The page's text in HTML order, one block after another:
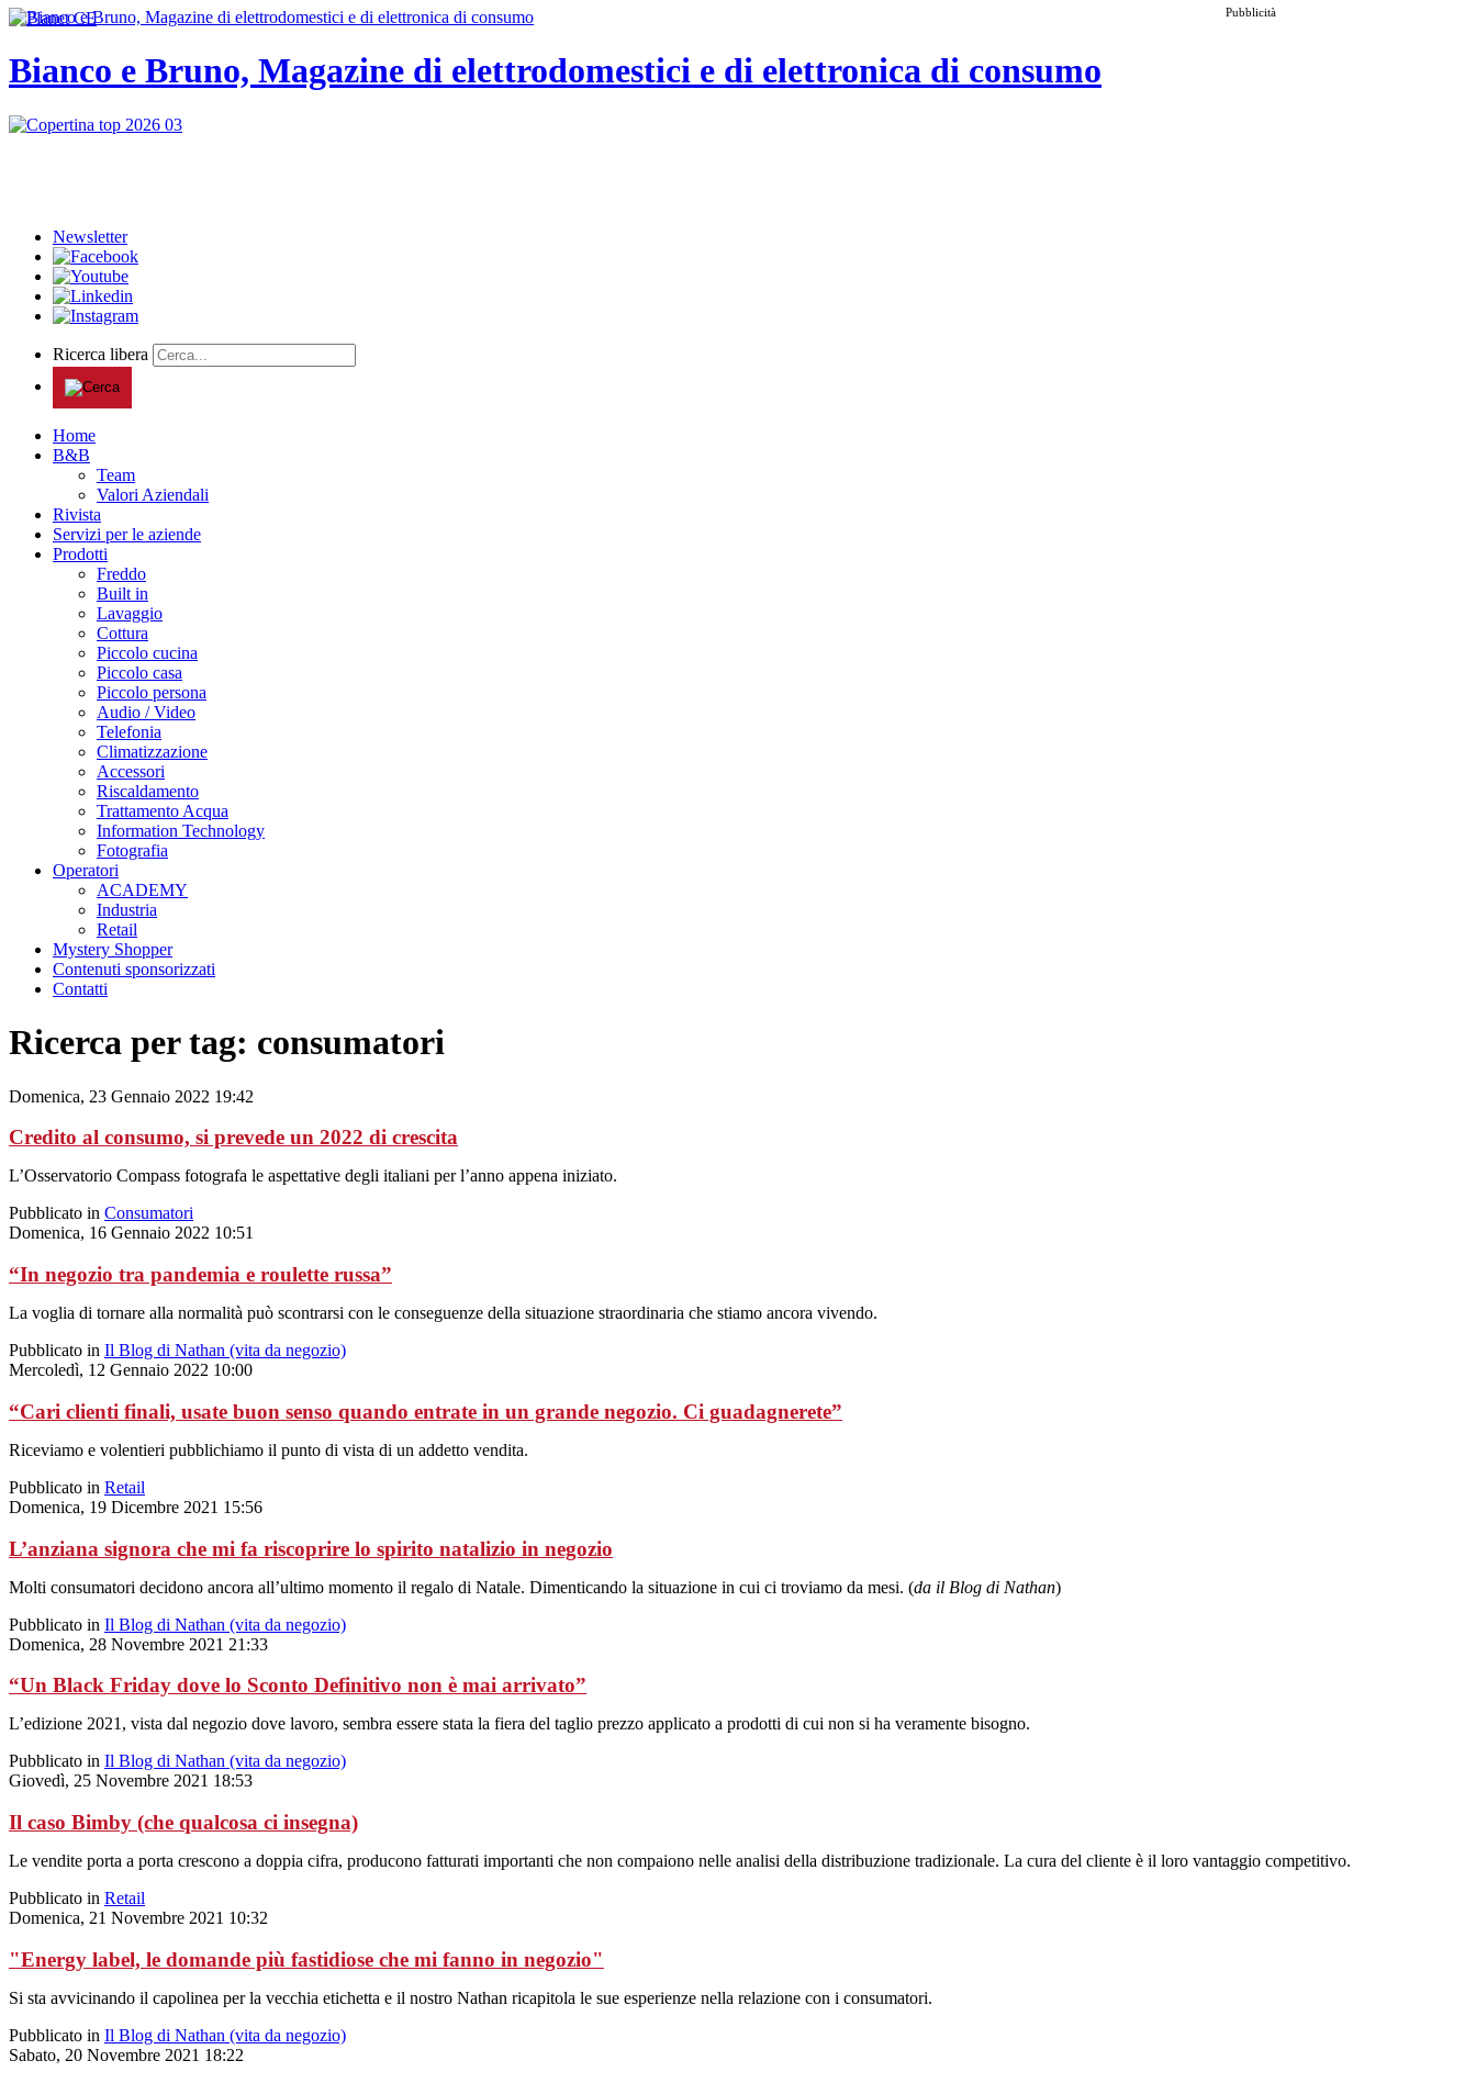
Pubblicità
Bianco e Bruno, Magazine di elettrodomestici e di elettronica di consumo
Newsletter
Ricerca libera
Home
B&B
Team
Valori Aziendali
Rivista
Servizi per le aziende
Prodotti
Freddo
Built in
Lavaggio
Cottura
Piccolo cucina
Piccolo casa
Piccolo persona
Audio / Video
Telefonia
Climatizzazione
Accessori
Riscaldamento
Trattamento Acqua
Information Technology
Fotografia
Operatori
ACADEMY
Industria
Retail
Mystery Shopper
Contenuti sponsorizzati
Contatti
Ricerca per tag: consumatori
Domenica, 23 Gennaio 2022 19:42
Credito al consumo, si prevede un 2022 di crescita
L’Osservatorio Compass fotografa le aspettative degli italiani per l’anno appena iniziato.
Pubblicato in Consumatori
Domenica, 16 Gennaio 2022 10:51
“In negozio tra pandemia e roulette russa”
La voglia di tornare alla normalità può scontrarsi con le conseguenze della situazione straordinaria che stiamo ancora vivendo.
Pubblicato in Il Blog di Nathan (vita da negozio)
Mercoledì, 12 Gennaio 2022 10:00
“Cari clienti finali, usate buon senso quando entrate in un grande negozio. Ci guadagnerete”
Riceviamo e volentieri pubblichiamo il punto di vista di un addetto vendita.
Pubblicato in Retail
Domenica, 19 Dicembre 2021 15:56
L’anziana signora che mi fa riscoprire lo spirito natalizio in negozio
Molti consumatori decidono ancora all’ultimo momento il regalo di Natale. Dimenticando la situazione in cui ci troviamo da mesi. (da il Blog di Nathan)
Pubblicato in Il Blog di Nathan (vita da negozio)
Domenica, 28 Novembre 2021 21:33
“Un Black Friday dove lo Sconto Definitivo non è mai arrivato”
L’edizione 2021, vista dal negozio dove lavoro, sembra essere stata la fiera del taglio prezzo applicato a prodotti di cui non si ha veramente bisogno.
Pubblicato in Il Blog di Nathan (vita da negozio)
Giovedì, 25 Novembre 2021 18:53
Il caso Bimby (che qualcosa ci insegna)
Le vendite porta a porta crescono a doppia cifra, producono fatturati importanti che non compaiono nelle analisi della distribuzione tradizionale. La cura del cliente è il loro vantaggio competitivo.
Pubblicato in Retail
Domenica, 21 Novembre 2021 10:32
"Energy label, le domande più fastidiose che mi fanno in negozio"
Si sta avvicinando il capolinea per la vecchia etichetta e il nostro Nathan ricapitola le sue esperienze nella relazione con i consumatori.
Pubblicato in Il Blog di Nathan (vita da negozio)
Sabato, 20 Novembre 2021 18:22